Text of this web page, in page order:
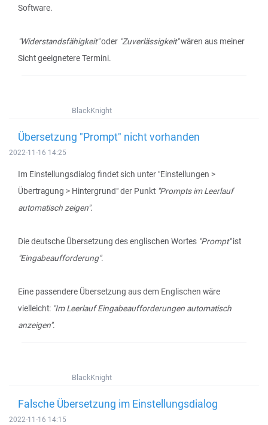
Software.
"Widerstandsfähigkeit"oder "Zuverlässigkeit"wären aus meiner
Sicht geeignetere Termini.
BlackKnight
Übersetzung "Prompt" nicht vorhanden
2022-11-16 14:25
Im Einstellungsdialog findet sich unter "Einstellungen >
Übertragung > Hintergrund" der Punkt "Prompts im Leerlauf
automatisch zeigen".
Die deutsche Übersetzung des englischen Wortes "Prompt"ist
"Eingabeaufforderung".
Eine passendere Übersetzung aus dem Englischen wäre
vielleicht: "Im Leerlauf Eingabeaufforderungen automatisch
anzeigen".
BlackKnight
Falsche Übersetzung im Einstellungsdialog
2022-11-16 14:15